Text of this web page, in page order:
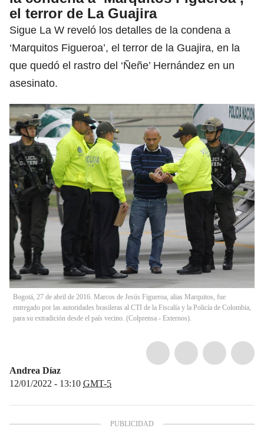
el terror de La Guajira
Sigue La W reveló los detalles de la condena a
‘Marquitos Figueroa’, el terror de la Guajira, en la
que quedó el rastro del ‘Ñeñe’ Hernández en un
asesinato.
Bogotá, 27 de abril de 2016. Marcos de Jesús Figueroa, alias Marquitos, fue
entregado por las autoridades brasileras al CTI de la Fiscalía y la Policía de Colombia,
para su extradición desde el país vecino. (Colprensa - Externos).
Andrea Díaz
12/01/2022 - 13:10 GMT-5